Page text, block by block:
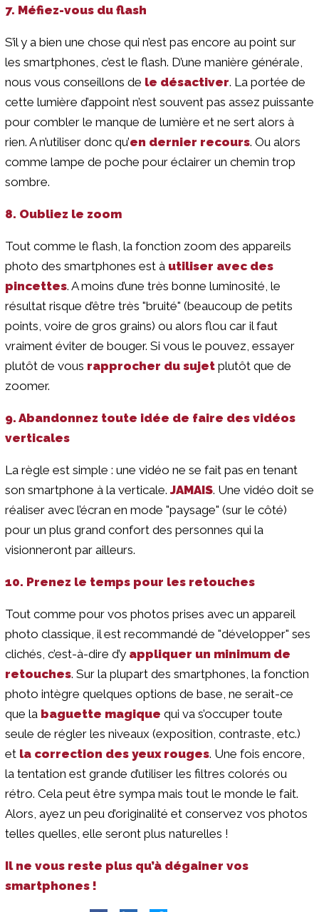
7. Méfiez-vous du flash
S’il y a bien une chose qui n’est pas encore au point sur
les smartphones, c’est le flash. D’une manière générale,
nous vous conseillons de le désactiver. La portée de
cette lumière d’appoint n’est souvent pas assez puissante
pour combler le manque de lumière et ne sert alors à
rien. A n’utiliser donc qu’en dernier recours. Ou alors
comme lampe de poche pour éclairer un chemin trop
sombre.
8. Oubliez le zoom
Tout comme le flash, la fonction zoom des appareils
photo des smartphones est à utiliser avec des
pincettes. A moins d’une très bonne luminosité, le
résultat risque d’être très "bruité" (beaucoup de petits
points, voire de gros grains) ou alors flou car il faut
vraiment éviter de bouger. Si vous le pouvez, essayer
plutôt de vous rapprocher du sujet plutôt que de
zoomer.
9. Abandonnez toute idée de faire des vidéos
verticales
La règle est simple : une vidéo ne se fait pas en tenant
son smartphone à la verticale. JAMAIS. Une vidéo doit se
réaliser avec l’écran en mode "paysage" (sur le côté)
pour un plus grand confort des personnes qui la
visionneront par ailleurs.
10. Prenez le temps pour les retouches
Tout comme pour vos photos prises avec un appareil
photo classique, il est recommandé de "développer" ses
clichés, c’est-à-dire d’y appliquer un minimum de
retouches. Sur la plupart des smartphones, la fonction
photo intègre quelques options de base, ne serait-ce
que la baguette magique qui va s’occuper toute
seule de régler les niveaux (exposition, contraste, etc.)
et la correction des yeux rouges. Une fois encore,
la tentation est grande d’utiliser les filtres colorés ou
rétro. Cela peut être sympa mais tout le monde le fait.
Alors, ayez un peu d’originalité et conservez vos photos
telles quelles, elle seront plus naturelles !
Il ne vous reste plus qu’à dégainer vos
smartphones !